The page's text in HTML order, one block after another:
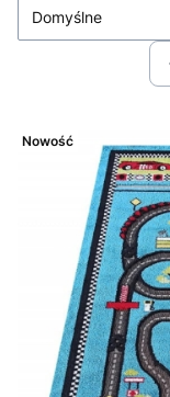
Domyślne
Nowość